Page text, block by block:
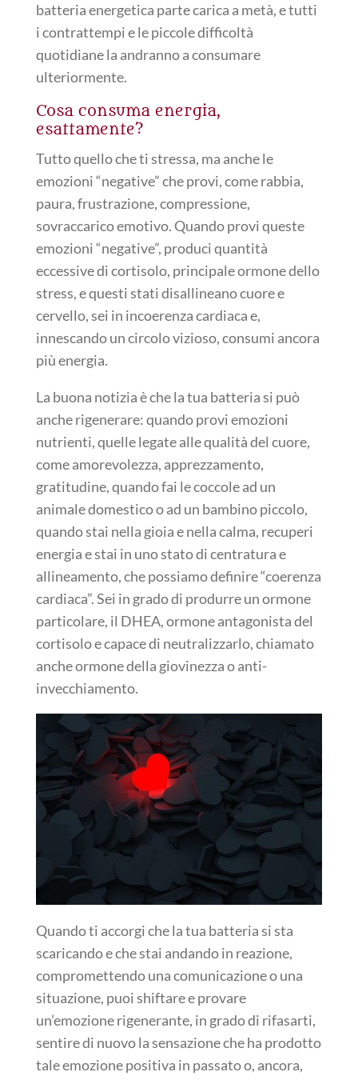
batteria energetica parte carica a metà, e tutti
i contrattempi e le piccole difficoltà
quotidiane la andranno a consumare
ulteriormente.
Cosa consuma energia,
esattamente?
Tutto quello che ti stressa, ma anche le
emozioni “negative” che provi, come rabbia,
paura, frustrazione, compressione,
sovraccarico emotivo. Quando provi queste
emozioni “negative”, produci quantità
eccessive di cortisolo, principale ormone dello
stress, e questi stati disallineano cuore e
cervello, sei in incoerenza cardiaca e,
innescando un circolo vizioso, consumi ancora
più energia.
La buona notizia è che la tua batteria si può
anche rigenerare: quando provi emozioni
nutrienti, quelle legate alle qualità del cuore,
come amorevolezza, apprezzamento,
gratitudine, quando fai le coccole ad un
animale domestico o ad un bambino piccolo,
quando stai nella gioia e nella calma, recuperi
energia e stai in uno stato di centratura e
allineamento, che possiamo definire “coerenza
cardiaca”. Sei in grado di produrre un ormone
particolare, il DHEA, ormone antagonista del
cortisolo e capace di neutralizzarlo, chiamato
anche ormone della giovinezza o anti-
invecchiamento.
Quando ti accorgi che la tua batteria si sta
scaricando e che stai andando in reazione,
compromettendo una comunicazione o una
situazione, puoi shiftare e provare
un’emozione rigenerante, in grado di rifasarti,
sentire di nuovo la sensazione che ha prodotto
tale emozione positiva in passato o, ancora,